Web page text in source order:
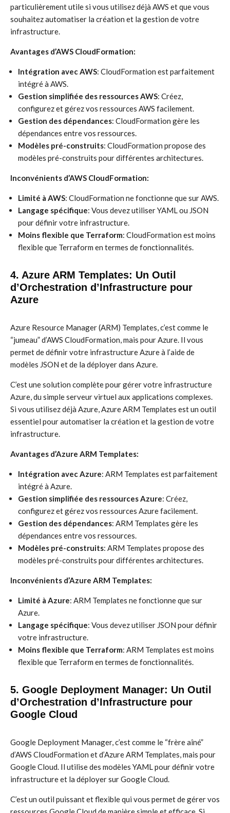
particulièrement utile si vous utilisez déjà AWS et que vous
souhaitez automatiser la création et la gestion de votre
infrastructure.
Avantages d’AWS CloudFormation:
Intégration avec AWS: CloudFormation est parfaitement
intégré à AWS.
Gestion simplifiée des ressources AWS: Créez,
configurez et gérez vos ressources AWS facilement.
Gestion des dépendances: CloudFormation gère les
dépendances entre vos ressources.
Modèles pré-construits: CloudFormation propose des
modèles pré-construits pour différentes architectures.
Inconvénients d’AWS CloudFormation:
Limité à AWS: CloudFormation ne fonctionne que sur AWS.
Langage spécifique: Vous devez utiliser YAML ou JSON
pour définir votre infrastructure.
Moins flexible que Terraform: CloudFormation est moins
flexible que Terraform en termes de fonctionnalités.
4. Azure ARM Templates: Un Outil
d’Orchestration d’Infrastructure pour
Azure
Azure Resource Manager (ARM) Templates, c’est comme le
“jumeau” d’AWS CloudFormation, mais pour Azure. Il vous
permet de définir votre infrastructure Azure à l’aide de
modèles JSON et de la déployer dans Azure.
C’est une solution complète pour gérer votre infrastructure
Azure, du simple serveur virtuel aux applications complexes.
Si vous utilisez déjà Azure, Azure ARM Templates est un outil
essentiel pour automatiser la création et la gestion de votre
infrastructure.
Avantages d’Azure ARM Templates:
Intégration avec Azure: ARM Templates est parfaitement
intégré à Azure.
Gestion simplifiée des ressources Azure: Créez,
configurez et gérez vos ressources Azure facilement.
Gestion des dépendances: ARM Templates gère les
dépendances entre vos ressources.
Modèles pré-construits: ARM Templates propose des
modèles pré-construits pour différentes architectures.
Inconvénients d’Azure ARM Templates:
Limité à Azure: ARM Templates ne fonctionne que sur
Azure.
Langage spécifique: Vous devez utiliser JSON pour définir
votre infrastructure.
Moins flexible que Terraform: ARM Templates est moins
flexible que Terraform en termes de fonctionnalités.
5. Google Deployment Manager: Un Outil
d’Orchestration d’Infrastructure pour
Google Cloud
Google Deployment Manager, c’est comme le “frère aîné”
d’AWS CloudFormation et d’Azure ARM Templates, mais pour
Google Cloud. Il utilise des modèles YAML pour définir votre
infrastructure et la déployer sur Google Cloud.
C’est un outil puissant et flexible qui vous permet de gérer vos